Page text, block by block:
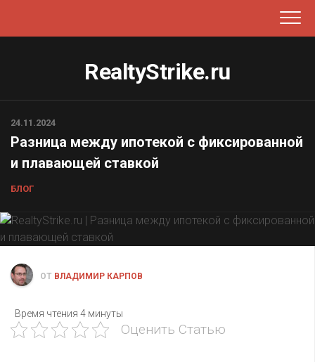
содержанию
RealtyStrike.ru
24.11.2024
Разница между ипотекой с фиксированной
и плавающей ставкой
БЛОГ
ОТ ВЛАДИМИР КАРПОВ
Время чтения 4 минуты
Оценить Статью